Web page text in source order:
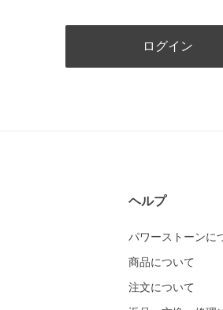
ヘルプ
パワーストーンに
商品について
注文について